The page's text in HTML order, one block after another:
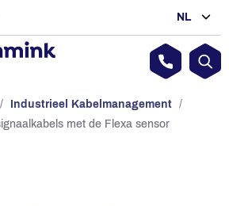
NL
/ Industrieel Kabelmanagement /
met de Flexa sensor